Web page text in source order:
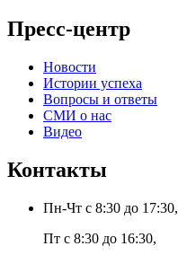
Пресс-центр
Новости
Истории успеха
Вопросы и ответы
СМИ о нас
Видео
Контакты
Пн-Чт с 8:30 до 17:30,
Пт с 8:30 до 16:30,